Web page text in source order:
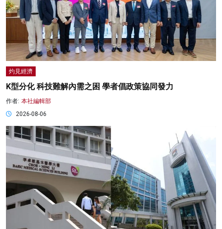
灼見經濟
K型分化 科技難解內需之困 學者倡政策協同發力
作者: 本社編輯部
2026-08-06